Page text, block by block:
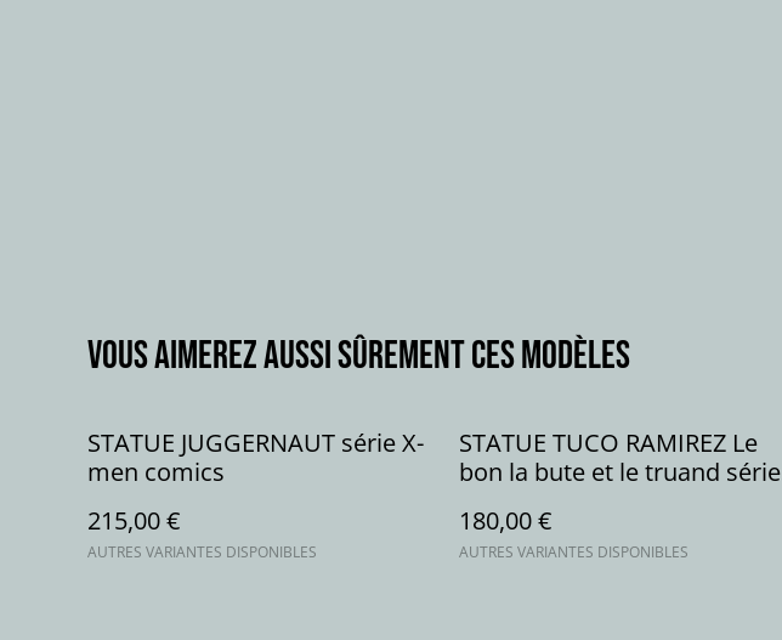
Vous aimerez aussi sûrement ces modèles
STATUE JUGGERNAUT série X-
men comics
215,00 €
AUTRES VARIANTES DISPONIBLES
STATUE TUCO RAMIREZ Le
bon la bute et le truand série
180,00 €
AUTRES VARIANTES DISPONIBLES